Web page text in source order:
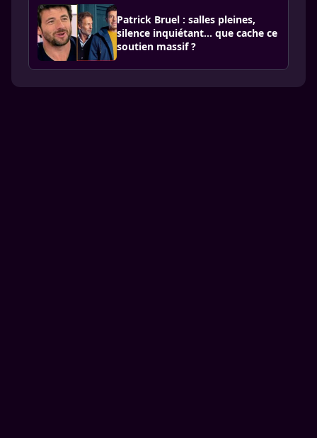
Patrick Bruel : salles pleines,
silence inquiétant… que cache ce
soutien massif ?